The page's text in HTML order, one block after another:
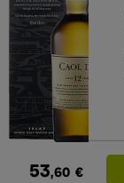
53,60 €